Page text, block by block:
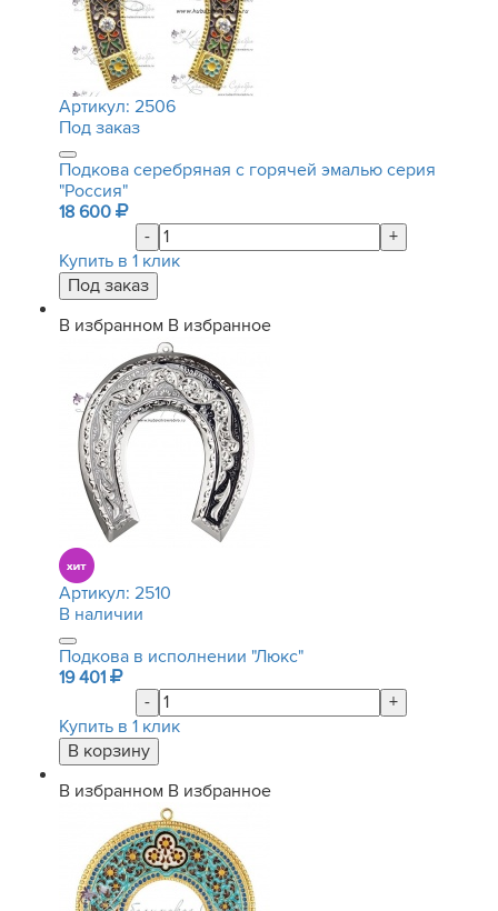
Артикул: 2506
Под заказ
Подкова серебряная с горячей эмалью серия
"Россия"
18 600
-
+
Купить в 1 клик
В избранном В избранное
Артикул: 2510
В наличии
Подкова в исполнении "Люкс"
19 401
-
+
Купить в 1 клик
В избранном В избранное